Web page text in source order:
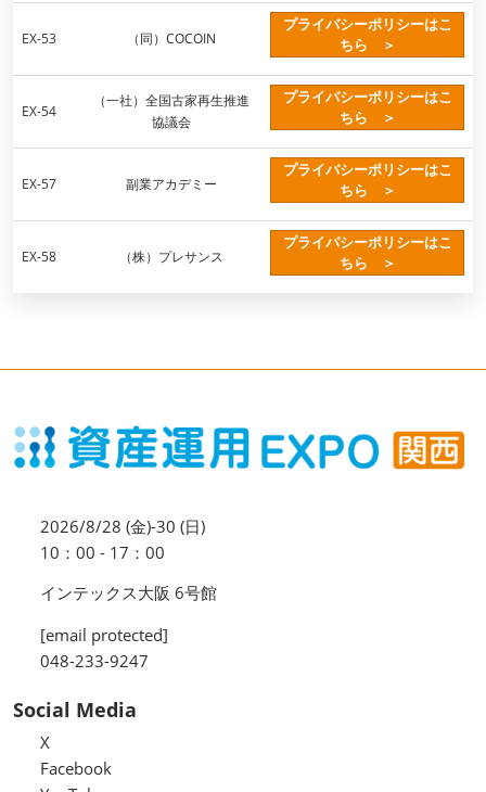
EX-53 （同）COCOIN
プライバシーポリシーはこ
ちら ＞
EX-54
（一社）全国古家再生推進
協議会
プライバシーポリシーはこ
ちら ＞
EX-57 副業アカデミー
プライバシーポリシーはこ
ちら ＞
EX-58 （株）プレサンス
プライバシーポリシーはこ
ちら ＞
2026/8/28 (金)-30 (日)
10：00 - 17：00
インテックス大阪 6号館
[email protected]
048-233-9247
Social Media
X
Facebook